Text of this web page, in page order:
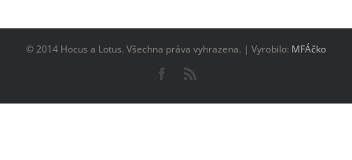
© 2014 Hocus a Lotus. Všechna práva vyhrazena. | Vyrobilo: MFÁčko
Facebook